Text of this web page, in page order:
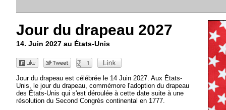
Jour du drapeau 2027
14. Juin 2027 au États-Unis
Jour du drapeau est célébrée le 14 Juin 2027. Aux États-
Unis, le jour du drapeau, commémore l'adoption du drapeau
des États-Unis qui s'est déroulée à cette date suite à une
résolution du Second Congrès continental en 1777.